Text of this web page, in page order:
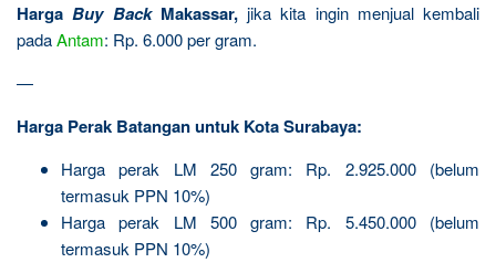
Harga Buy BackMakassar,jika kita ingin menjual kembali
padaAntam: Rp. 6.000 per gram.
—
Harga Perak Batangan untuk Kota Surabaya:
Harga perak LM 250 gram: Rp. 2.925.000 (belum
termasuk PPN 10%)
Harga perak LM 500 gram: Rp. 5.450.000 (belum
termasuk PPN 10%)